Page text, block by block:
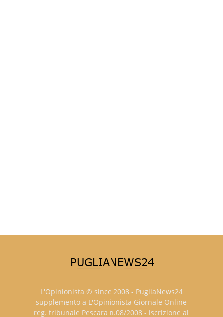
L'Opinionista © since 2008 - PugliaNews24
supplemento a L'Opinionista Giornale Online
reg. tribunale Pescara n.08/2008 - iscrizione al